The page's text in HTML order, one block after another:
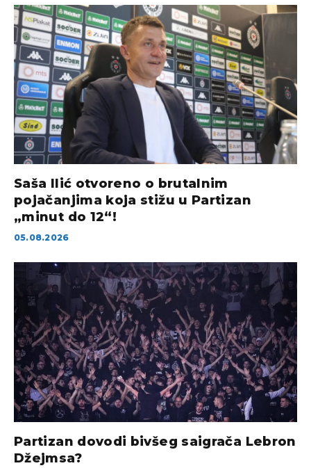
Saša Ilić otvoreno o brutalnim
pojačanjima koja stižu u Partizan
„minut do 12“!
05.08.2026
Partizan dovodi bivšeg saigrača Lebron
Džejmsa?